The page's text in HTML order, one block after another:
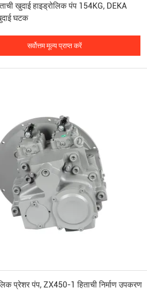
खुदाई हाइड्रोलिक पंप 154KG, DEKA
घटक
सर्वोत्तम मूल्य प्राप्त करें
प्रेशर पंप, ZX450-1 हिताची निर्माण उपकरण